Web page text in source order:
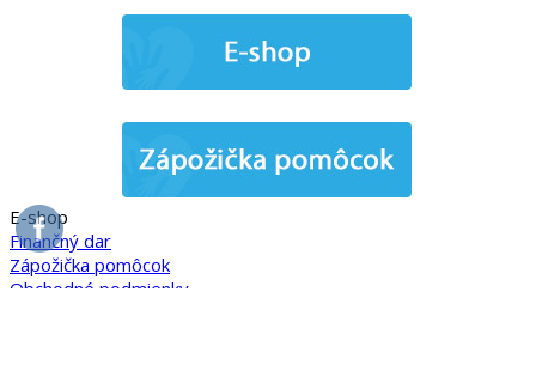
E-shop
Finančný dar
Zápožička pomôcok
Obchodné podmienky